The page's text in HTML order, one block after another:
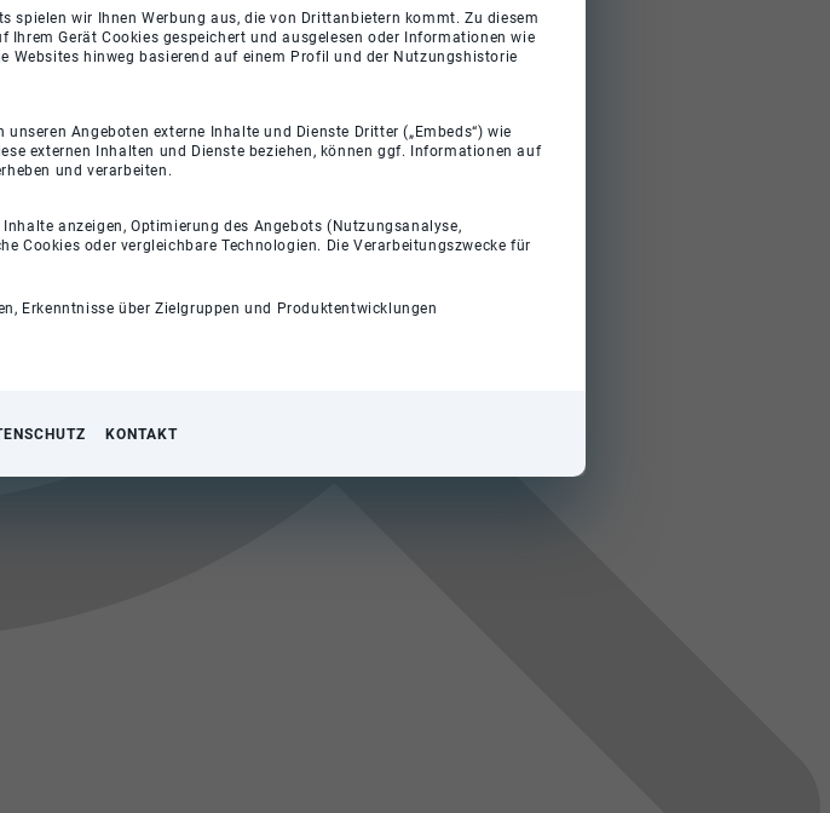
spielen wir Ihnen Werbung aus, die von Drittanbietern kommt. Zu diesem
Ihrem Gerät Cookies gespeichert und ausgelesen oder Informationen wie
Websites hinweg basierend auf einem Profil und der Nutzungshistorie
Angeboten externe Inhalte und Dienste Dritter („Embeds“) wie
externen Inhalten und Dienste beziehen, können ggf. Informationen auf
und verarbeiten.
anzeigen, Optimierung des Angebots (Nutzungsanalyse,
Cookies oder vergleichbare Technologien. Die Verarbeitungszwecke für
Erkenntnisse über Zielgruppen und Produktentwicklungen
KONTAKT